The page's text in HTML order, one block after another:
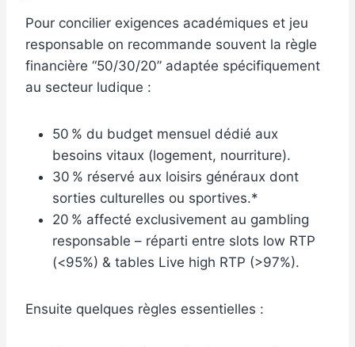
Pour concilier exigences académiques et jeu
responsable on recommande souvent la règle
financière “50/30/20” adaptée spécifiquement
au secteur ludique :
50 % du budget mensuel dédié aux
besoins vitaux (logement, nourriture).
30 % réservé aux loisirs généraux dont
sorties culturelles ou sportives.*
20 % affecté exclusivement au gambling
responsable – réparti entre slots low RTP
(<95%) & tables Live high RTP (>97%).
Ensuite quelques règles essentielles :